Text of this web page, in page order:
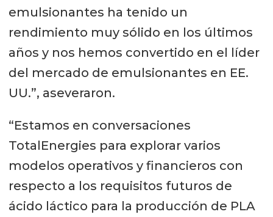
emulsionantes ha tenido un
rendimiento muy sólido en los últimos
años y nos hemos convertido en el líder
del mercado de emulsionantes en EE.
UU.”, aseveraron.
“Estamos en conversaciones
TotalEnergies para explorar varios
modelos operativos y financieros con
respecto a los requisitos futuros de
ácido láctico para la producción de PLA